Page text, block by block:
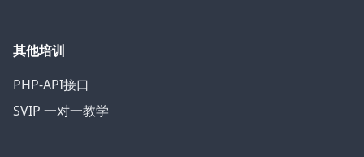
其他培训
PHP-API接口
SVIP 一对一教学